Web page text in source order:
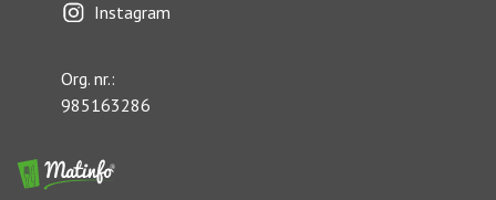
Instagram
Org. nr.:
985163286